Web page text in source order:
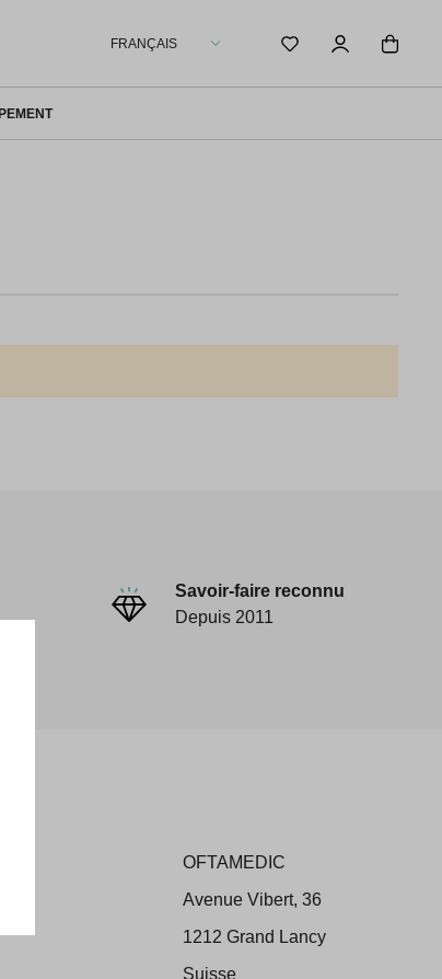
FRANÇAIS
Savoir-faire reconnu
Depuis 2011
OFTAMEDIC
Avenue Vibert, 36
1212 Grand Lancy
Suisse